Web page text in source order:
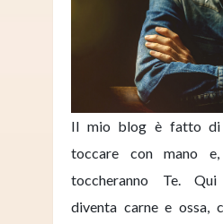
Il mio blog è fatto di
toccare con mano
toccheranno Te.
diventa carne e ossa,